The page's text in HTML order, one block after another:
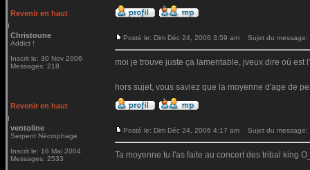
Revenir en haut
Christoune
Addict !
Inscrit le: 30 Nov 2006
Messages: 218
Posté le: Dim Déc 24, 2006 3:59 am Sujet du message:
moi je trouve juste ça lamentable, jveux dire où est
hors sujet, vous saviez que la moyenne d'age de
Revenir en haut
ventoline
Serpent Nécrophage
Inscrit le: 16 Mai 2004
Messages: 2533
Posté le: Dim Déc 24, 2006 4:17 am Sujet du message:
Ta moyenne tu l'as faite au concert des tribal king